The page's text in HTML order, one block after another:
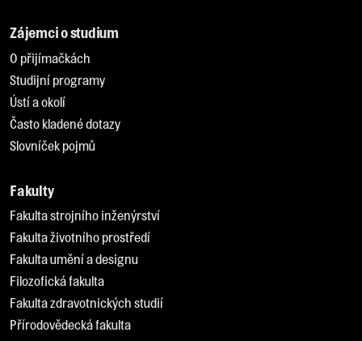
Zájemci o studium
O přijímačkách
Studijní programy
Ústí a okolí
Často kladené dotazy
Slovníček pojmů
Fakulty
Fakulta strojního inženýrství
Fakulta životního prostředí
Fakulta umění a designu
Filozofická fakulta
Fakulta zdravotnických studií
Přírodovědecká fakulta